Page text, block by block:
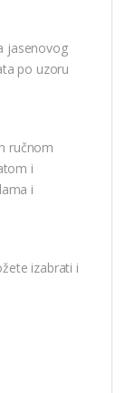
jasenovog
po uzoru
ručnom
i
i
izabrati i